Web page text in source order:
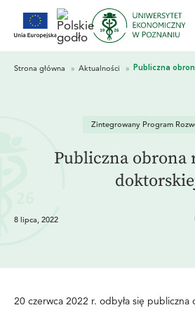
Zintegrowany Program
Publiczna obrona
8 lipca, 2022
20 czerwca 2022 r. odbyła się publiczna